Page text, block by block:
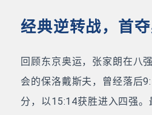
经典逆转战，首
回顾东京奥运，张家朗在八
会的保洛戴斯夫，曾经落后
分，以15:14获胜进入四强